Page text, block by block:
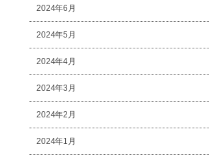
2024年6月
2024年5月
2024年4月
2024年3月
2024年2月
2024年1月